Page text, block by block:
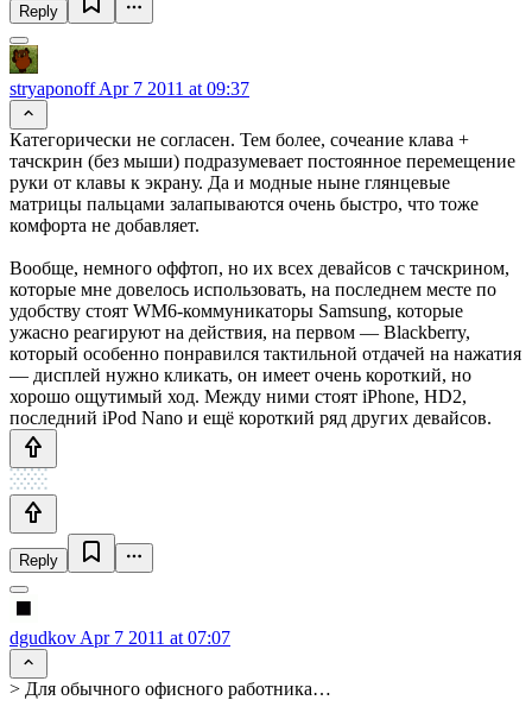
Reply
stryaponoffApr 7 2011 at 09:37
Категорически не согласен. Тем более, сочеание клава +
тачскрин (без мыши) подразумевает постоянное перемещение
руки от клавы к экрану. Да и модные ныне глянцевые
матрицы пальцами залапываются очень быстро, что тоже
комфорта не добавляет.
Вообще, немного оффтоп, но их всех девайсов с тачскрином,
которые мне довелось использовать, на последнем месте по
удобству стоят WM6-коммуникаторы Samsung, которые
ужасно реагируют на действия, на первом — Blackberry,
который особенно понравился тактильной отдачей на нажатия
— дисплей нужно кликать, он имеет очень короткий, но
хорошо ощутимый ход. Между ними стоят iPhone, HD2,
последний iPod Nano и ещё короткий ряд других девайсов.
Reply
dgudkov Apr 7 2011 at 07:07
> Для обычного офисного работника…